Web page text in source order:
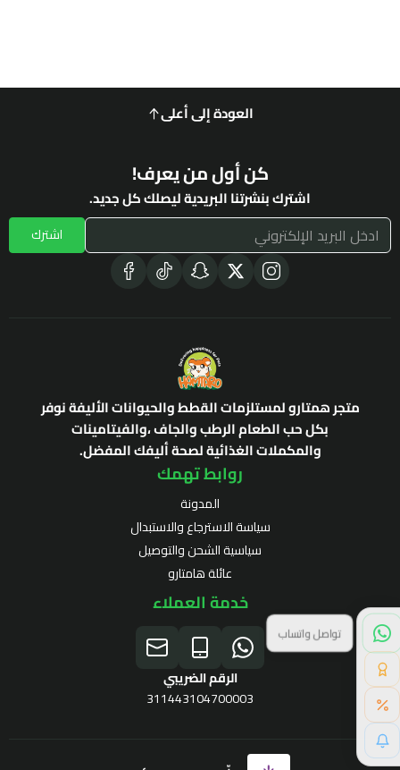
العودة إلى أعلى
كن أول من يعرف!
اشترك بنشرتنا البريدية ليصلك كل جديد.
اشترك
متجر همتارو لمستلزمات القطط والحيوانات الأليفة نوفر
بكل حب الطعام الرطب والجاف ،والفيتامينات
والمكملات الغذائية لصحة أليفك المفضل.
روابط تهمك
المدونة
سياسة الاسترجاع والاستبدال
سياسية الشحن والتوصيل
عائلة هامتارو
خدمة العملاء
الرقم الضريبي
311443104700003
تواصل واتساب